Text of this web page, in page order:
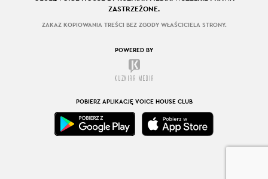
ZASTRZEŻONE.
ZAKAZ KOPIOWANIA TREŚCI BEZ ZGODY WŁAŚCICIELA STRONY.
POWERED BY
POBIERZ APLIKACJĘ VOICE HOUSE CLUB